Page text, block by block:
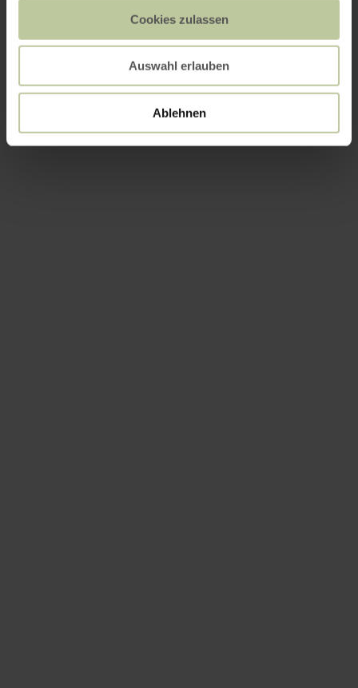
Cookies zulassen
Auswahl erlauben
Ablehnen